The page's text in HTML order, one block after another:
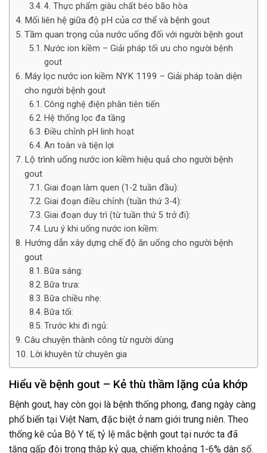
4. Thực phẩm giàu chất béo bão hòa
Mối liên hệ giữa độ pH của cơ thể và bệnh gout
Tầm quan trọng của nước uống đối với người bệnh gout
Nước ion kiềm – Giải pháp tối ưu cho người bệnh
gout
Máy lọc nước ion kiềm NYK 1199 – Giải pháp toàn diện
cho người bệnh gout
Công nghệ điện phân tiên tiến
Hệ thống lọc đa tầng
Điều chỉnh pH linh hoạt
An toàn và tiện lợi
Lộ trình uống nước ion kiềm hiệu quả cho người bệnh
gout
Giai đoạn làm quen (1-2 tuần đầu):
Giai đoạn điều chỉnh (tuần thứ 3-4):
Giai đoạn duy trì (từ tuần thứ 5 trở đi):
Lưu ý khi uống nước ion kiềm:
Hướng dẫn xây dựng chế độ ăn uống cho người bệnh
gout
Bữa sáng:
Bữa trưa:
Bữa chiều nhẹ:
Bữa tối:
Trước khi đi ngủ:
Câu chuyện thành công từ người dùng
Lời khuyên từ chuyên gia
Hiểu về bệnh gout – Kẻ thù thầm lặng của khớp
Bệnh gout, hay còn gọi là bệnh thống phong, đang ngày càng
phổ biến tại Việt Nam, đặc biệt ở nam giới trung niên. Theo
thống kê của Bộ Y tế, tỷ lệ mắc bệnh gout tại nước ta đã
tăng gấp đôi trong thập kỷ qua, chiếm khoảng 1-6% dân số.